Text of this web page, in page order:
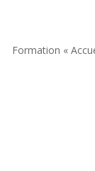
Formation «